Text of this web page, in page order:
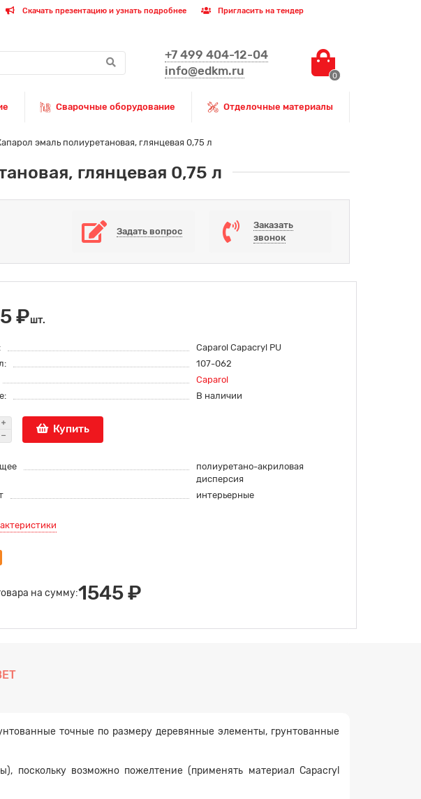
Скачать презентацию и узнать подробнее Пригласить на тендер
+7 499 404-12-04
info@edkm.ru
0
Сварочные оборудование Отделочные материалы
эмаль полиуретановая, глянцевая 0,75 л
глянцевая 0,75 л
Задать вопрос
Заказать
звонок
₽шт.
Caparol Capacryl PU
107-062
Caparol
В наличии
Купить
полиуретано-акриловая
дисперсия
интерьерные
на сумму:1545 ₽
точные по размеру деревянные элементы, грунтованные
поскольку возможно пожелтение (применять материал Capacryl